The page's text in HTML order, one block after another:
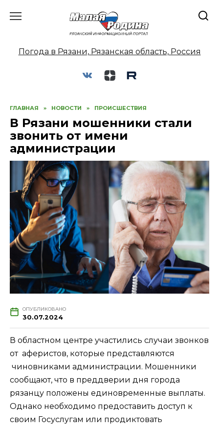
Погода в Рязани, Рязанская область, Россия
ГЛАВНАЯ » НОВОСТИ » ПРОИСШЕСТВИЯ
В Рязани мошенники стали
звонить от имени
администрации
ОПУБЛИКОВАНО
30.07.2024
В областном центре участились случаи звонков
от аферистов, которые представляются
чиновниками администрации. Мошенники
сообщают, что в преддверии дня города
рязанцу положены единовременные выплаты.
Однако необходимо предоставить доступ к
своим Госуслугам или продиктовать